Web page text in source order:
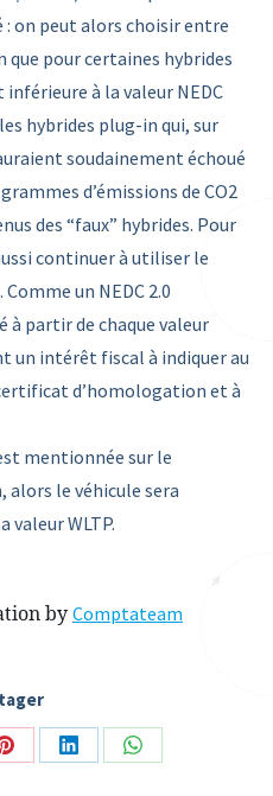
on peut alors choisir entre
que pour certaines hybrides
à la valeur NEDC
hybrides plug-in qui, sur
soudainement échoué
d’émissions de CO2
des “faux” hybrides. Pour
continuer à utiliser le
un NEDC 2.0
partir de chaque valeur
un intérêt fiscal à indiquer au
d’homologation et à
mentionnée sur le
le véhicule sera
valeur WLTP.
by Comptateam
Share
Share
Share